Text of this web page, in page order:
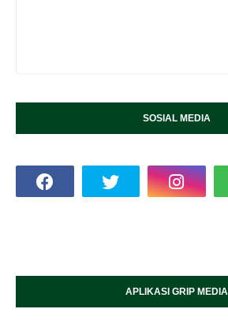
SOSIAL MEDIA
APLIKASI GRIP MEDIA